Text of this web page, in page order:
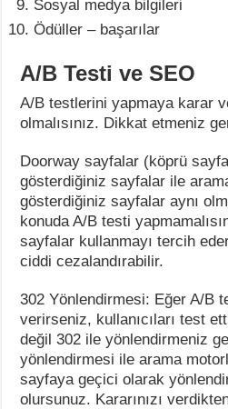
Sosyal medya bilgileri
Ödüller – başarılar
A/B Testi ve SEO
A/B testlerini yapmaya karar
olmalısınız. Dikkat etmeniz
Doorway sayfalar (köprü
gösterdiğiniz sayfalar ile
gösterdiğiniz sayfalar aynı
konuda A/B testi
sayfalar kullanmayı tercih
ciddi cezalandırabilir.
302 Yönlendirmesi: Eğer A/B
verirseniz, kullanıcıları test
değil 302 ile yönlendirmeniz
yönlendirmesi ile arama
sayfaya geçici olarak
olursunuz. Kararınızı